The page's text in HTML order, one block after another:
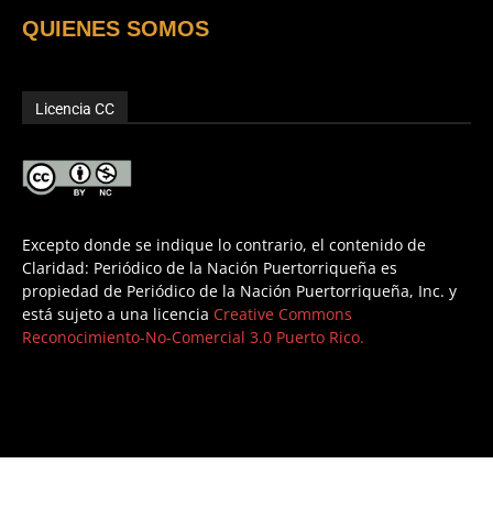
QUIENES SOMOS
Licencia CC
Excepto donde se indique lo contrario, el contenido de
Claridad: Periódico de la Nación Puertorriqueña es
propiedad de Periódico de la Nación Puertorriqueña, Inc. y
está sujeto a una licencia Creative Commons
Reconocimiento-No-Comercial 3.0 Puerto Rico.